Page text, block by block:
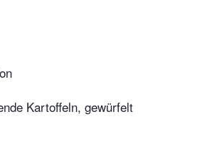
Kartoffeln, gewürfelt